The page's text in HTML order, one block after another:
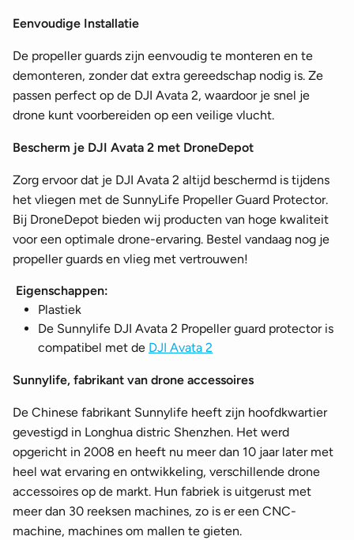
Eenvoudige Installatie
De propeller guards zijn eenvoudig te monteren en te
demonteren, zonder dat extra gereedschap nodig is. Ze
passen perfect op de DJI Avata 2, waardoor je snel je
drone kunt voorbereiden op een veilige vlucht.
Bescherm je DJI Avata 2 met DroneDepot
Zorg ervoor dat je DJI Avata 2 altijd beschermd is tijdens
het vliegen met de SunnyLife Propeller Guard Protector.
Bij DroneDepot bieden wij producten van hoge kwaliteit
voor een optimale drone-ervaring. Bestel vandaag nog je
propeller guards en vlieg met vertrouwen!
Eigenschappen:
Plastiek
De Sunnylife DJI Avata 2 Propeller guard protector is
compatibel met de DJI Avata 2
Sunnylife, fabrikant van drone accessoires
De Chinese fabrikant Sunnylife heeft zijn hoofdkwartier
gevestigd in Longhua distric Shenzhen. Het werd
opgericht in 2008 en heeft nu meer dan 10 jaar later met
heel wat ervaring en ontwikkeling, verschillende drone
accessoires op de markt. Hun fabriek is uitgerust met
meer dan 30 reeksen machines, zo is er een CNC-
machine, machines om mallen te gieten.